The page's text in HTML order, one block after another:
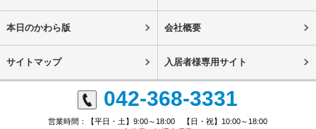
本日のかわら版 会社概要
サイトマップ 入居者様専用サイト
042-368-3331
営業時間：【平日・土】9:00～18:00 【日・祝】10:00～18:00